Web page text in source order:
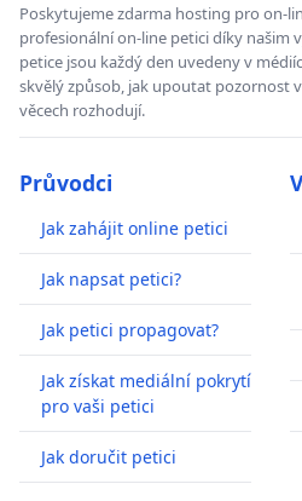
Poskytujeme zdarma hosting pro on-
profesionální on-line petici díky našim
petice jsou každý den uvedeny v
skvělý způsob, jak upoutat pozornost
věcech rozhodují.
Průvodci
Jak zahájit online petici
Jak napsat petici?
Jak petici propagovat?
Jak získat mediální pokrytí
pro vaši petici
Jak doručit petici